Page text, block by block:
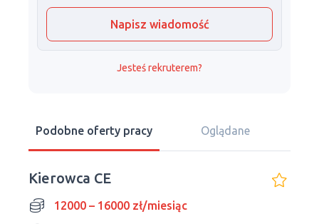
Napisz wiadomość
Jesteś rekruterem?
Podobne oferty pracy Oglądane
Kierowca CE
12000 – 16000 zł/miesiąc